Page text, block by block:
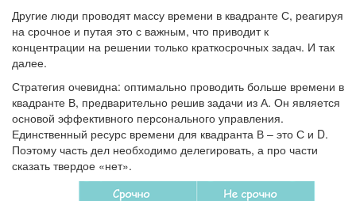
Другие люди проводят массу времени в квадранте С, реагируя
на срочное и путая это с важным, что приводит к
концентрации на решении только краткосрочных задач. И так
далее.
Стратегия очевидна: оптимально проводить больше времени в
квадранте В, предварительно решив задачи из А. Он является
основой эффективного персонального управления.
Единственный ресурс времени для квадранта В – это С и D.
Поэтому часть дел необходимо делегировать, а про части
сказать твердое «нет».